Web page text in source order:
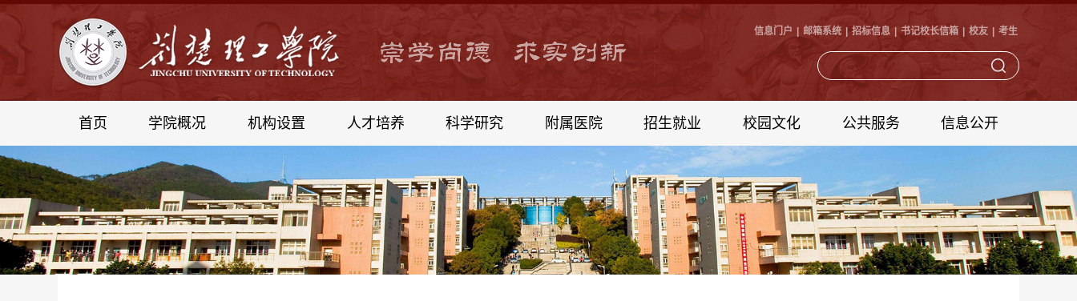
信息门户 | 邮箱系统 | 招标信息 | 书记校长信箱 | 校友 | 考生
首页 学院概况 机构设置 人才培养 科学研究 附属医院 招生就业 校园文化 公共服务 信息公开